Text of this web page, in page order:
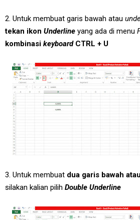
2. Untuk membuat garis bawah atau
tekan ikon Underline yang ada di menu
kombinasi keyboard CTRL + U
3. Untuk membuat dua garis bawah atau
silakan kalian pilih Double Underline